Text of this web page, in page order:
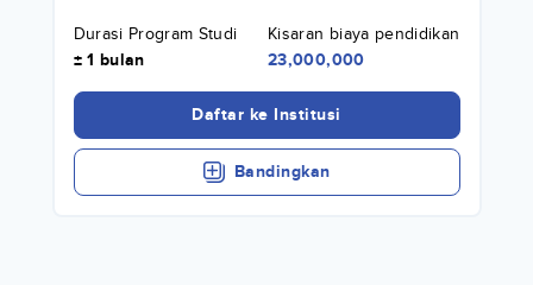
Durasi Program Studi
± 1 bulan
Kisaran biaya pendidikan
23,000,000
Daftar ke Institusi
Bandingkan